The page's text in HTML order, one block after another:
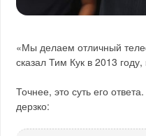
«Мы делаем отличный
сказал Тим Кук в 2013
Точнее, это суть его
дерзко: